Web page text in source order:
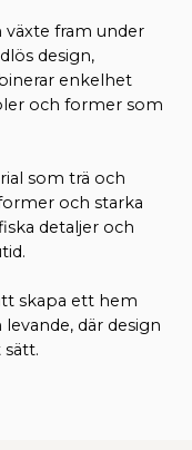
fram under
design,
enkelhet
och former som
som trä och
och starka
detaljer och
skapa ett hem
där design